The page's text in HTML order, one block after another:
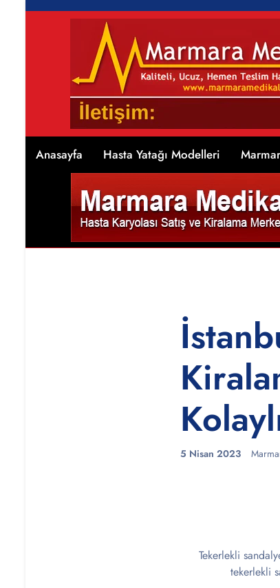
Anasayfa Hasta Yatağı Modelleri
5 Nisan 2023
Tekerlekli
tekerlekli